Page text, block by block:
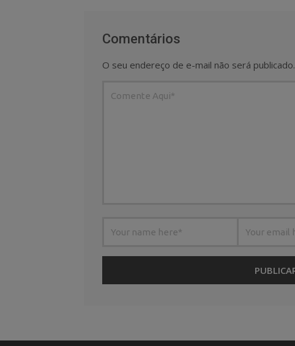
Comentários
O seu endereço de e-mail não será publicado.